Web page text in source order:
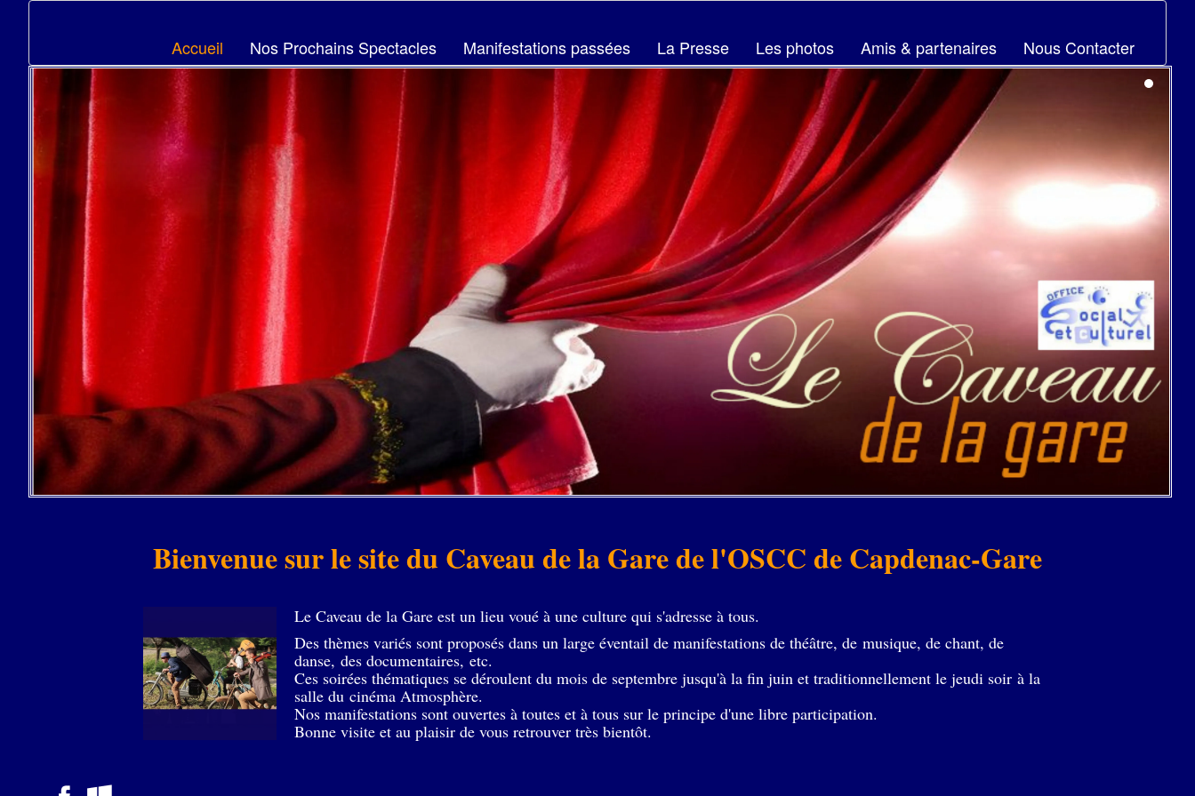
Accueil Nos Prochains Spectacles Manifestations passées La Presse Les photos Amis & partenaires Nous Contacter
Bienvenue sur le site du Caveau de la Gare de l'OSCC de Capdenac-Gare
Le Caveau de la Gare est un lieu voué à une culture qui s'adresse à tous.
Des thèmes variés sont proposés dans un large éventail de manifestations de théâtre, de musique, de chant, de
danse, des documentaires, etc.
Ces soirées thématiques se déroulent du mois de septembre jusqu'à la fin juin et traditionnellement le jeudi soir à la
salle du cinéma Atmosphère.
Nos manifestations sont ouvertes à toutes et à tous sur le principe d'une libre participation.
Bonne visite et au plaisir de vous retrouver très bientôt.